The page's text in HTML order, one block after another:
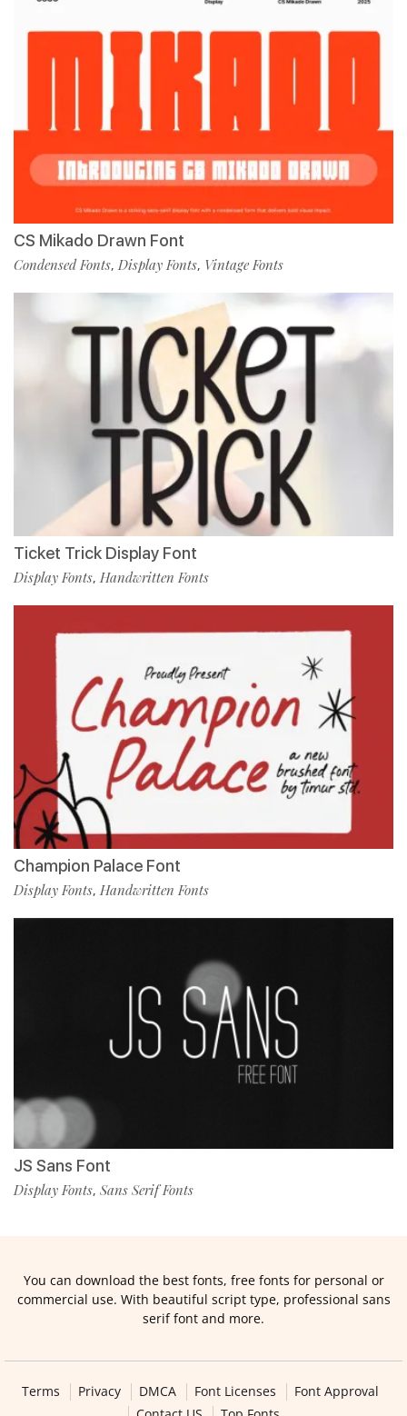
CS Mikado Drawn Font
Condensed Fonts, Display Fonts, Vintage Fonts
Ticket Trick Display Font
Display Fonts, Handwritten Fonts
Champion Palace Font
Display Fonts, Handwritten Fonts
JS Sans Font
Display Fonts, Sans Serif Fonts
You can download the best fonts, free fonts for personal or
commercial use. With beautiful script type, professional sans
serif font and more.
Terms Privacy DMCA Font Licenses
Font Approval